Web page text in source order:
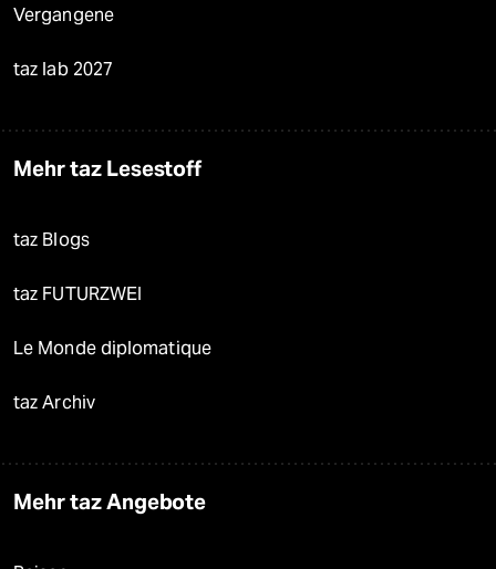
Vergangene
taz lab 2027
Mehr taz Lesestoff
taz Blogs
taz FUTURZWEI
Le Monde diplomatique
taz Archiv
Mehr taz Angebote